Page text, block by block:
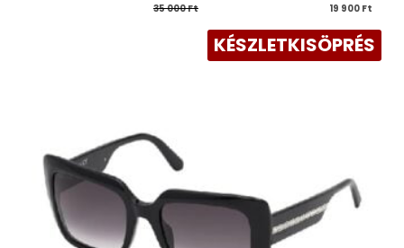
35 000 Ft 19 900 Ft
KÉSZLETKISÖPRÉS